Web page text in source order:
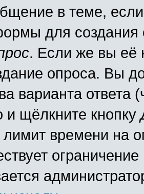
в теме,
для
. Если же вы её
опроса. Вы
варианта ответа
и щёлкните кнопку
лимит времени на